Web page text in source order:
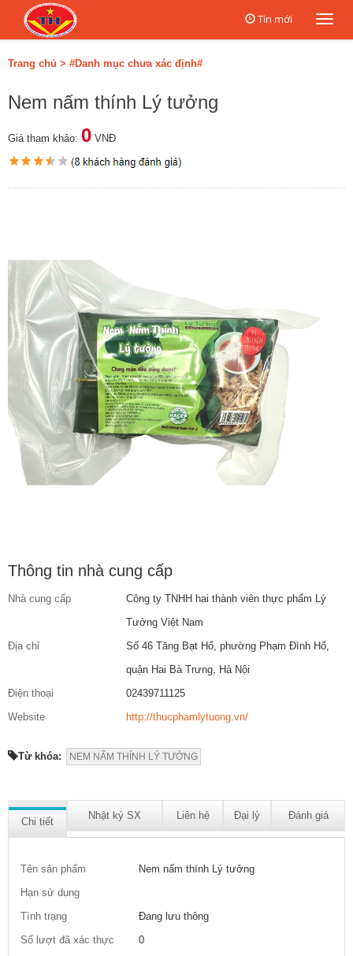
Tin mới
Trang chủ > #Danh mục chưa xác định#
Nem nấm thính Lý tưởng
Giá tham khảo: 0 VNĐ
Thông tin nhà cung cấp
Nhà cung cấp
Công ty TNHH hai thành viên thực phẩm Lý
Tưởng Việt Nam
Địa chỉ
Số 46 Tăng Bạt Hổ, phường Phạm Đình Hổ,
quận Hai Bà Trưng, Hà Nội
Điện thoại
02439711125
Website
http://thucphamlytuong.vn/
Từ khóa: NEM NẤM THÍNH LÝ TƯỞNG
Chi tiết
Nhật ký SX Liên hệ Đại lý Đánh giá
Tên sản phẩm
Nem nấm thính Lý tưởng
Hạn sử dụng
Tình trạng
Đang lưu thông
Số lượt đã xác thực
0